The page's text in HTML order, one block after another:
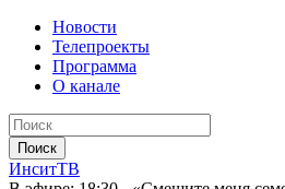
Новости
Телепроекты
Программа
О канале
ИнситТВ